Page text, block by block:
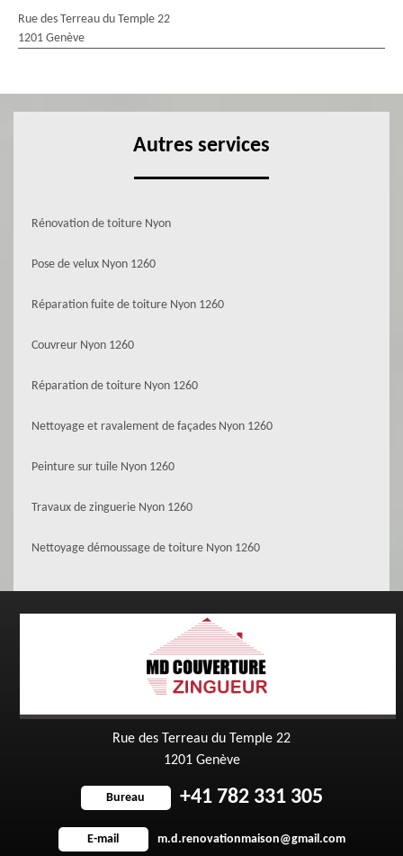
Rue des Terreau du Temple 22
1201 Genève
Autres services
Rénovation de toiture Nyon
Pose de velux Nyon 1260
Réparation fuite de toiture Nyon 1260
Couvreur Nyon 1260
Réparation de toiture Nyon 1260
Nettoyage et ravalement de façades Nyon 1260
Peinture sur tuile Nyon 1260
Travaux de zinguerie Nyon 1260
Nettoyage démoussage de toiture Nyon 1260
Rue des Terreau du Temple 22
1201 Genève
Bureau +41 782 331 305
E-mail m.d.renovationmaison@gmail.com